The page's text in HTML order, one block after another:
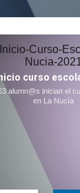
curso
alumn@s inician el
en La Nucía